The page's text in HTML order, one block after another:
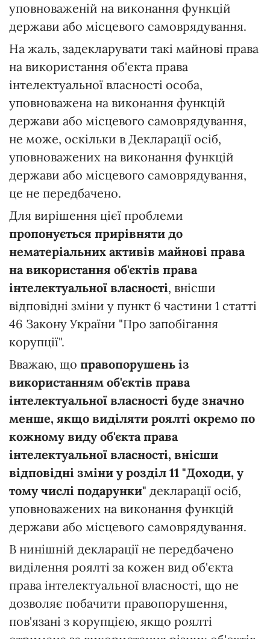
уповноваженій на виконання функцій
держави або місцевого самоврядування.
На жаль, задекларувати такі майнові права
на використання об'єкта права
інтелектуальної власності особа,
уповноважена на виконання функцій
держави або місцевого самоврядування,
не може, оскільки в Декларації осіб,
уповноважених на виконання функцій
держави або місцевого самоврядування,
це не передбачено.
Для вирішення цієї проблеми
пропонується прирівняти до
нематеріальних активів майнові права
на використання об'єктів права
інтелектуальної власності, внісши
відповідні зміни у пункт 6 частини 1 статті
46 Закону України "Про запобігання
корупції".
Вважаю, що правопорушень із
використанням об'єктів права
інтелектуальної власності буде значно
менше, якщо виділяти роялті окремо по
кожному виду об'єкта права
інтелектуальної власності, внісши
відповідні зміни у розділ 11 "Доходи, у
тому числі подарунки" декларації осіб,
уповноважених на виконання функцій
держави або місцевого самоврядування.
В нинішній декларації не передбачено
виділення роялті за кожен вид об'єкта
права інтелектуальної власності, що не
дозволяє побачити правопорушення,
пов'язані з корупцією, якщо роялті